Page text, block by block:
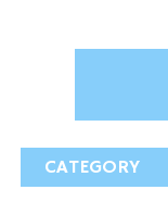
CATEGORY